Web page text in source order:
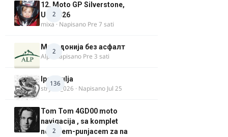
2
12. Moto GP Silverstone,
UK, 2026
mixa · Napisano Pre 7 sati
2
Македонија без асфалт
Alp · Napisano Pre 3 sati
136
Ipone ulja
stryker_026 · Napisano Jul 25
2
Tom Tom 4GD00 moto
navigacija , sa komplet
nosacem-punjacem za na